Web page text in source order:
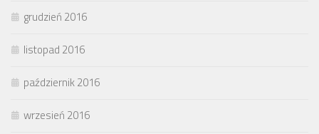
grudzień 2016
listopad 2016
październik 2016
wrzesień 2016